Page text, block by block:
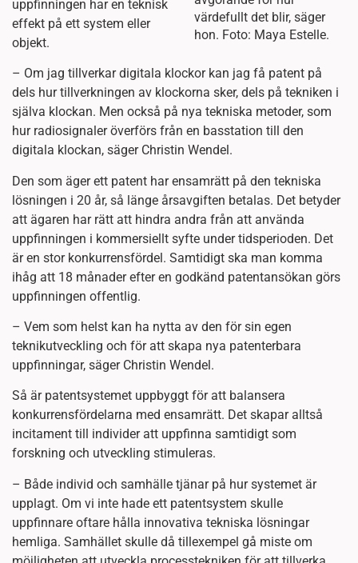
värdefullt det blir, säger
hon. Foto: Maya Estelle.
uppfinningen har en teknisk
effekt på ett system eller
objekt.
– Om jag tillverkar digitala klockor kan jag få patent på
dels hur tillverkningen av klockorna sker, dels på tekniken i
själva klockan. Men också på nya tekniska metoder, som
hur radiosignaler överförs från en basstation till den
digitala klockan, säger Christin Wendel.
Den som äger ett patent har ensamrätt på den tekniska
lösningen i 20 år, så länge årsavgiften betalas. Det betyder
att ägaren har rätt att hindra andra från att använda
uppfinningen i kommersiellt syfte under tidsperioden. Det
är en stor konkurrensfördel. Samtidigt ska man komma
ihåg att 18 månader efter en godkänd patentansökan görs
uppfinningen offentlig.
– Vem som helst kan ha nytta av den för sin egen
teknikutveckling och för att skapa nya patenterbara
uppfinningar, säger Christin Wendel.
Så är patentsystemet uppbyggt för att balansera
konkurrensfördelarna med ensamrätt. Det skapar alltså
incitament till individer att uppfinna samtidigt som
forskning och utveckling stimuleras.
– Både individ och samhälle tjänar på hur systemet är
upplagt. Om vi inte hade ett patentsystem skulle
uppfinnare oftare hålla innovativa tekniska lösningar
hemliga. Samhället skulle då tillexempel gå miste om